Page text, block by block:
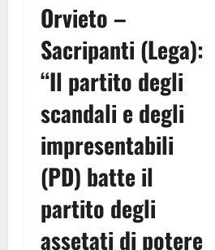
Orvieto –
Sacripanti (Lega):
“Il partito degli
scandali e degli
impresentabili
(PD) batte il
partito degli
assetati di potere